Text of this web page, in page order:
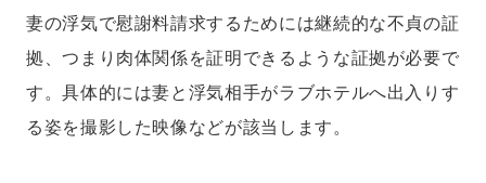
妻の浮気で慰謝料請求するためには継続的な不貞の証
拠、つまり肉体関係を証明できるような証拠が必要で
す。具体的には妻と浮気相手がラブホテルへ出入りす
る姿を撮影した映像などが該当します。